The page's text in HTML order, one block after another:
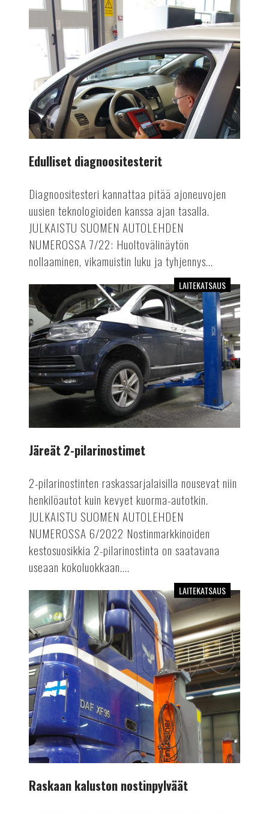
Edulliset diagnoositesterit
Diagnoositesteri kannattaa pitää ajoneuvojen
uusien teknologioiden kanssa ajan tasalla.
JULKAISTU SUOMEN AUTOLEHDEN
NUMEROSSA 7/22: Huoltovälinäytön
nollaaminen, vikamuistin luku ja tyhjennys...
Järeät
2-
pilarinostimet
LAITEKATSAUS
Järeät 2-pilarinostimet
2-pilarinostinten raskassarjalaisilla nousevat niin
henkilöautot kuin kevyet kuorma-autotkin.
JULKAISTU SUOMEN AUTOLEHDEN
NUMEROSSA 6/2022 Nostinmarkkinoiden
kestosuosikkia 2-pilarinostinta on saatavana
useaan kokoluokkaan....
Raskaan
kaluston
nostinpylväät
LAITEKATSAUS
Raskaan kaluston nostinpylväät